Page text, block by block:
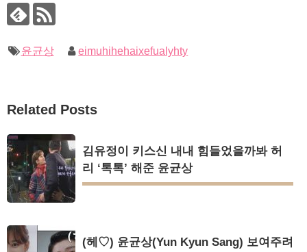
윤균상 eimuhihehaixefualyhty
Related Posts
김유정이 키스신 내내 힘들었을까봐 허
리 ‘톡톡’ 해준 윤균상
(헤♡) 윤균상(Yun Kyun Sang) 보여주려